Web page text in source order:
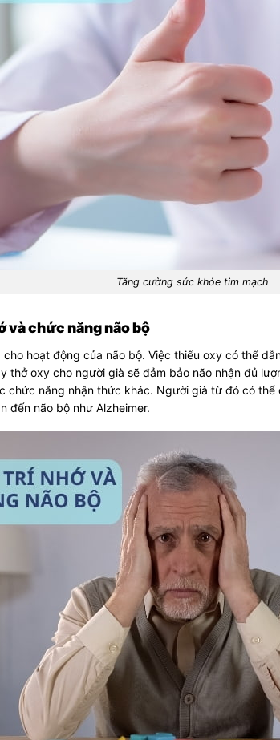
Tăng cường sức khỏe tim mạch
và chức năng não bộ
hoạt động của não bộ. Việc thiếu oxy có thể
thở oxy cho người già sẽ đảm bảo não nhận đủ
chức năng nhận thức khác. Người già từ đó có
đến não bộ như Alzheimer.